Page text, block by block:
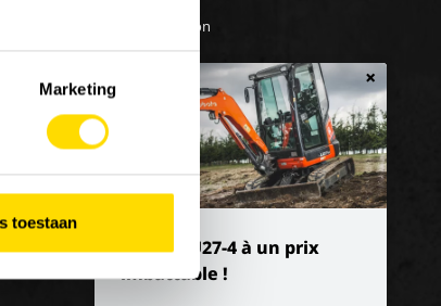
Marketing
toestaan
×
Kubota U27-4 à un prix
imbattable !
Notre mission